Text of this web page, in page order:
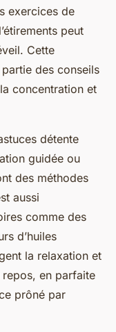
exercices de
peut
Cette
des conseils
concentration et
détente
guidée ou
des méthodes
aussi
comme des
d’huiles
la relaxation et
en parfaite
prôné par